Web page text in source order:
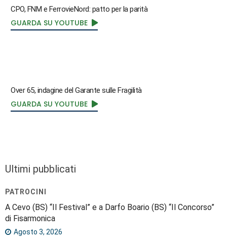
CPO, FNM e FerrovieNord: patto per la parità
GUARDA SU YOUTUBE
Over 65, indagine del Garante sulle Fragilità
GUARDA SU YOUTUBE
Ultimi pubblicati
PATROCINI
A Cevo (BS) “Il Festival” e a Darfo Boario (BS) “Il Concorso”
di Fisarmonica
Agosto 3, 2026